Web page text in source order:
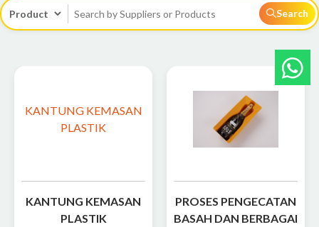
Search
KANTUNG KEMASAN
PLASTIK
KANTUNG KEMASAN
PLASTIK
PROSES PENGECATAN
BASAH DAN BERBAGAI